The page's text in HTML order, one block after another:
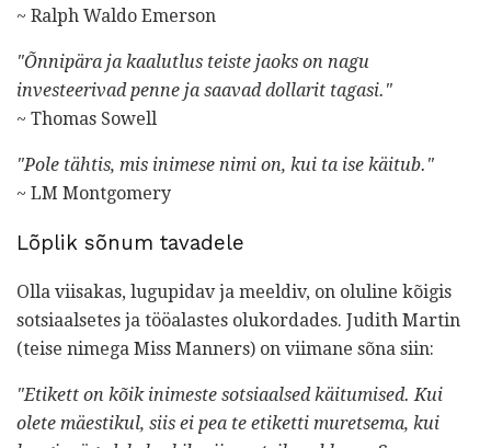
~ Ralph Waldo Emerson
"Õnnipära ja kaalutlus teiste jaoks on nagu
investeerivad penne ja saavad dollarit tagasi."
~ Thomas Sowell
"Pole tähtis, mis inimese nimi on, kui ta ise käitub."
~ LM Montgomery
Lõplik sõnum tavadele
Olla viisakas, lugupidav ja meeldiv, on oluline kõigis
sotsiaalsetes ja tööalastes olukordades. Judith Martin
(teise nimega Miss Manners) on viimane sõna siin:
"Etikett on kõik inimeste sotsiaalsed käitumised. Kui
olete mäestikul, siis ei pea te etiketti muretsema, kui